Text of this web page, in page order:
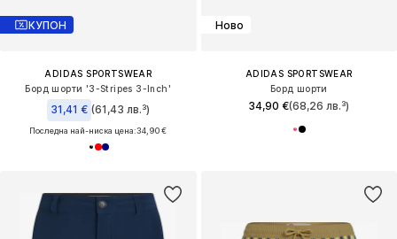
КУПОН
ADIDAS SPORTSWEAR
Борд шорти '3-Stripes 3-Inch'
31,41 € (61,43 лв.³)
Последна най-ниска цена:34,90 €
Ново
ADIDAS SPORTSWEAR
Борд шорти
34,90 €(68,26 лв.³)